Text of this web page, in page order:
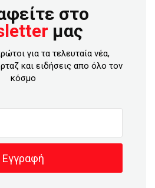
στο
μας
για τα τελευταία νέα,
και ειδήσεις απο όλο τον
κόσμο